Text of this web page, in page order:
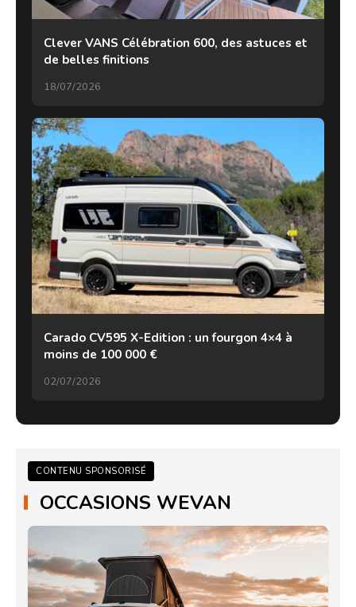
Clever VANS Célébration 600, des astuces et
de belles finitions
18/07/2026
Carado CV595 X-Edition : un fourgon 4×4 à
moins de 100 000 €
02/07/2026
CONTENU SPONSORISÉ
OCCASIONS WEVAN